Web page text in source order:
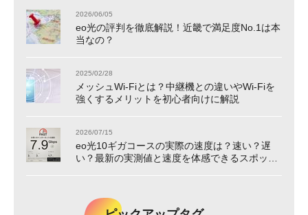
2026/06/05
eo光の評判を徹底解説！近畿で満足度No.1は本
当なの？
2025/02/28
メッシュWi-Fiとは？中継機との違いやWi-Fiを
強くするメリットを初心者向けに解説
2026/07/15
eo光10ギガコースの実際の速度は？速い？遅
い？最新の実測値と速度を体感できるスポット